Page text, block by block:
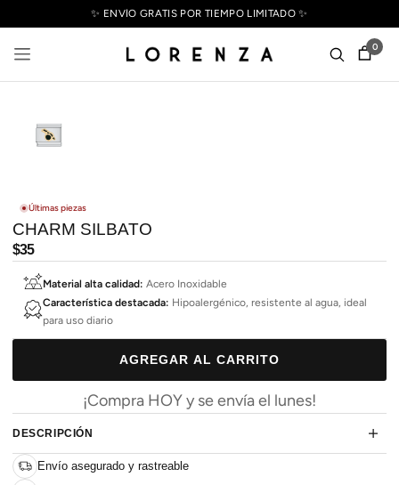
✨ ENVÍO GRATIS POR TIEMPO LIMITADO ✨
0
Últimas piezas
CHARM SILBATO
Precio
habitual
$35
Material alta calidad: Acero Inoxidable
Característica destacada: Hipoalergénico, resistente al agua, ideal
para uso diario
AGREGAR AL CARRITO
¡Compra HOY y se envía el lunes!
DESCRIPCIÓN
Envío asegurado y rastreable